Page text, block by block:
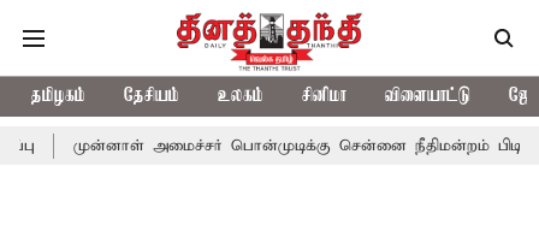
தமிழகம் தேசியம் உலகம் சினிமா விளையாட்டு
அமைச்சர் பொன்முடிக்கு சென்னை நீதிமன்றம் பிடிவாராண்ட்